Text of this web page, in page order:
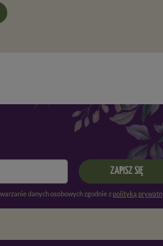
danych osobowych zgodnie z polityką prywatności
ZAPISZ SIĘ